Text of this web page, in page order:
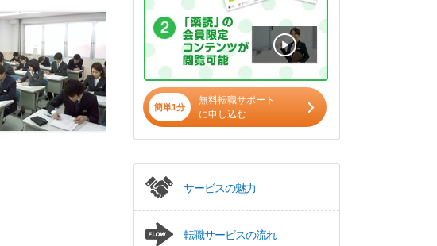
簡単1分
無料転職サポート
に申し込む
サービスの魅力
転職サービスの流れ